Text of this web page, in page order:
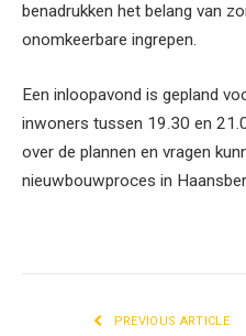
benadrukken het belang van
onomkeerbare ingrepen.
Een inloopavond is gepland
inwoners tussen 19.30 en
over de plannen en vragen
nieuwbouwproces in
PREVIOUS ARTICLE